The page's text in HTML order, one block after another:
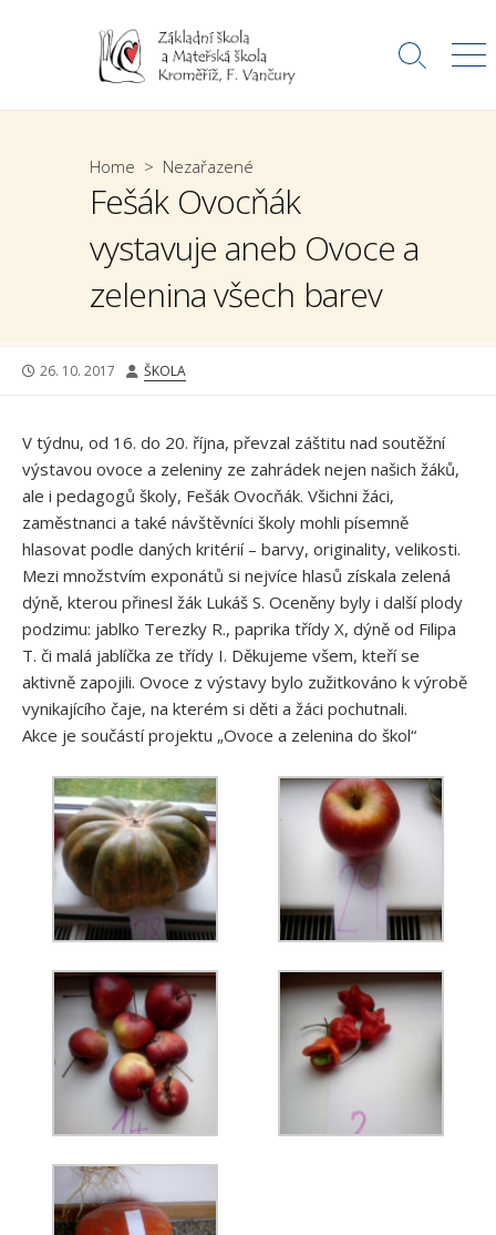
Search
Home > Nezařazené
Fešák Ovocňák
vystavuje aneb Ovoce a
zelenina všech barev
PUBLISHED
26. 10. 2017 AUTHOR
ŠKOLA
V týdnu, od 16. do 20. října, převzal záštitu nad soutěžní
výstavou ovoce a zeleniny ze zahrádek nejen našich žáků,
ale i pedagogů školy, Fešák Ovocňák. Všichni žáci,
zaměstnanci a také návštěvníci školy mohli písemně
hlasovat podle daných kritérií – barvy, originality, velikosti.
Mezi množstvím exponátů si nejvíce hlasů získala zelená
dýně, kterou přinesl žák Lukáš S. Oceněny byly i další plody
podzimu: jablko Terezky R., paprika třídy X, dýně od Filipa
T. či malá jablíčka ze třídy I. Děkujeme všem, kteří se
aktivně zapojili. Ovoce z výstavy bylo zužitkováno k výrobě
vynikajícího čaje, na kterém si děti a žáci pochutnali.
Akce je součástí projektu „Ovoce a zelenina do škol“